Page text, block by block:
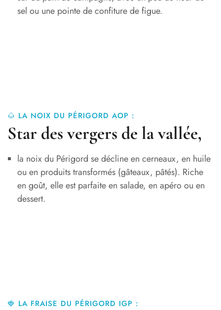
sel ou une pointe de confiture de figue.
🌰 LA NOIX DU PÉRIGORD AOP :
Star des vergers de la vallée,
la noix du Périgord se décline en cerneaux, en huile
ou en produits transformés (gâteaux, pâtés). Riche
en goût, elle est parfaite en salade, en apéro ou en
dessert.
🍓 LA FRAISE DU PÉRIGORD IGP :